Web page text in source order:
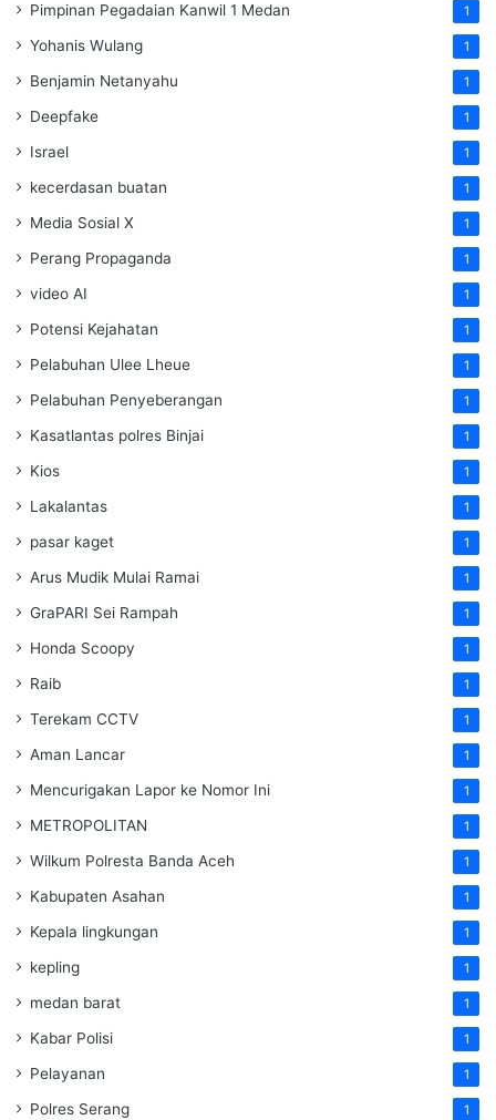
Pimpinan Pegadaian Kanwil 1 Medan 1
Yohanis Wulang 1
Benjamin Netanyahu 1
Deepfake 1
Israel 1
kecerdasan buatan 1
Media Sosial X 1
Perang Propaganda 1
video AI 1
Potensi Kejahatan 1
Pelabuhan Ulee Lheue 1
Pelabuhan Penyeberangan 1
Kasatlantas polres Binjai 1
Kios 1
Lakalantas 1
pasar kaget 1
Arus Mudik Mulai Ramai 1
GraPARI Sei Rampah 1
Honda Scoopy 1
Raib 1
Terekam CCTV 1
Aman Lancar 1
Mencurigakan Lapor ke Nomor Ini 1
METROPOLITAN 1
Wilkum Polresta Banda Aceh 1
Kabupaten Asahan 1
Kepala lingkungan 1
kepling 1
medan barat 1
Kabar Polisi 1
Pelayanan 1
Polres Serang 1